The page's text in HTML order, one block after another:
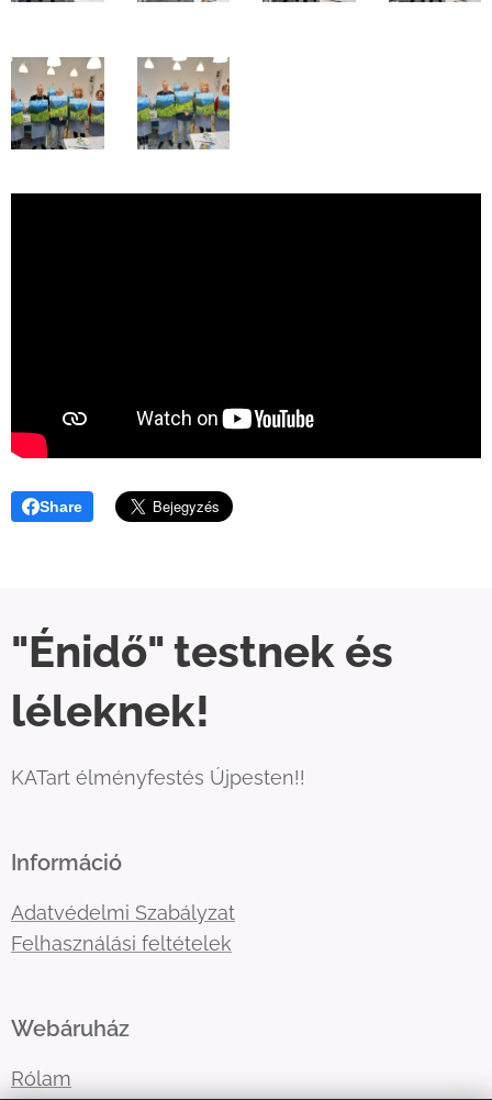
Share
"Énidő" testnek és
léleknek!
KATart élményfestés Újpesten!!
Információ
Adatvédelmi Szabályzat
Felhasználási feltételek
Webáruház
Rólam